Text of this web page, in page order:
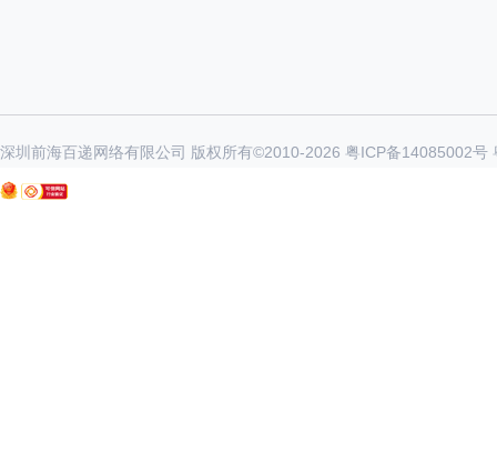
深圳前海百递网络有限公司 版权所有©2010-2026 粤ICP备14085002号